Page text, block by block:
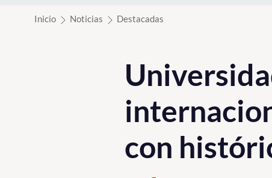
Inicio Noticias Destacadas
con